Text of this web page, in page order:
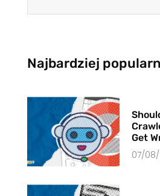
Najbardziej
Get
07/